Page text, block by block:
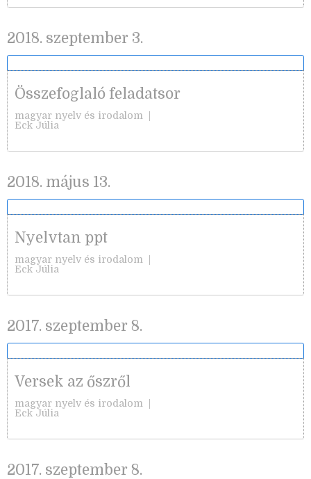
2018. szeptember 3.
Összefoglaló feladatsor
magyar nyelv és irodalom |
Eck Júlia
2018. május 13.
Nyelvtan ppt
magyar nyelv és irodalom |
Eck Júlia
2017. szeptember 8.
Versek az őszről
magyar nyelv és irodalom |
Eck Júlia
2017. szeptember 8.